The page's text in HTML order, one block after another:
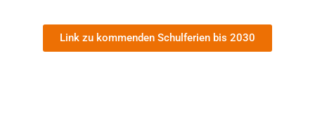
Link zu kommenden Schulferien bis 2030